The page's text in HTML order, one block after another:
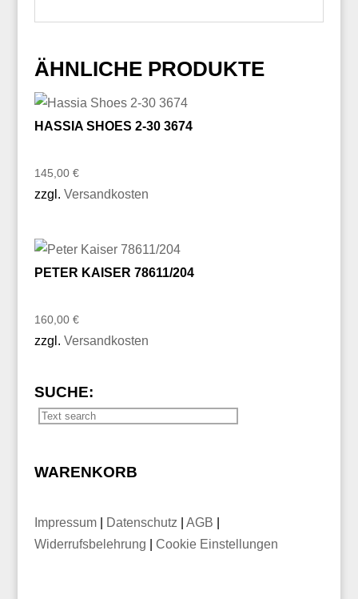
ÄHNLICHE PRODUKTE
HASSIA SHOES 2-30 3674
145,00 €
zzgl. Versandkosten
PETER KAISER 78611/204
160,00 €
zzgl. Versandkosten
SUCHE:
WARENKORB
Impressum Datenschutz AGB
Widerrufsbelehrung
Cookie Einstellungen